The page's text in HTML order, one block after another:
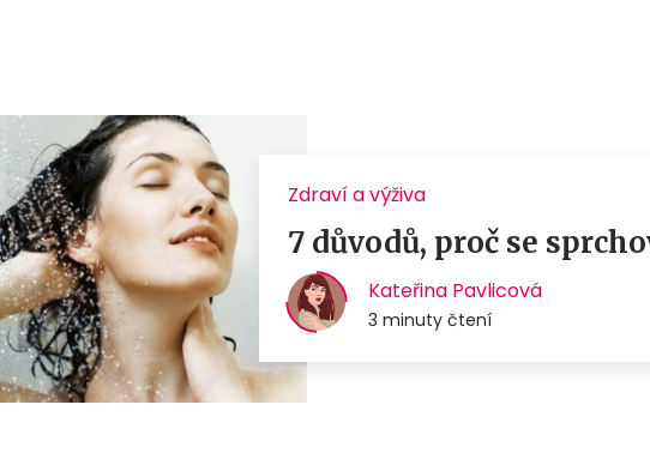
Zdraví a výživa
7 důvodů, proč se
Kateřina Pavlicová
3 minuty čtení